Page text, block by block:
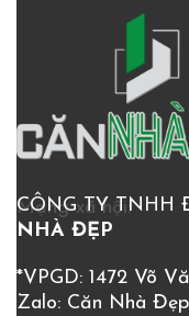
Mạng xã hội:
CÔNG TY TNHH
NHÀ ĐẸP
*VPGD: 1472 Võ
Zalo: Căn Nhà Đẹp